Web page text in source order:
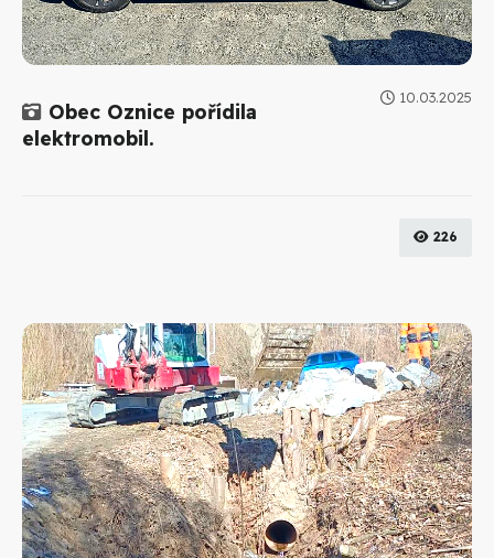
10.03.2025
Galerie
Obec Oznice pořídila
elektromobil.
226